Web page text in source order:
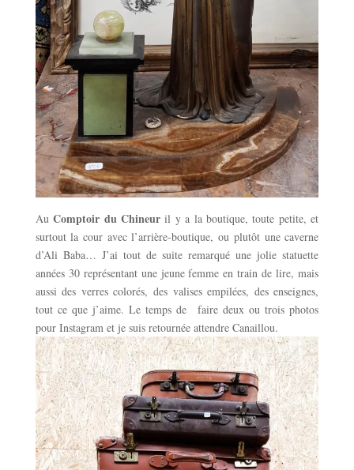
AuComptoir du Chineur il y a la boutique, toute petite, et
surtout la cour avec l’arrière-boutique, ou plutôt une caverne
d’Ali Baba… J’ai tout de suite remarqué une jolie statuette
années 30 représentant une jeune femme en train de lire, mais
aussi des verres colorés, des valises empilées, des enseignes,
tout ce que j’aime. Le temps de faire deux ou trois photos
pour Instagram et je suis retournée attendre Canaillou.